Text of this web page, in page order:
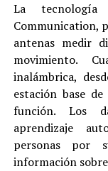
La tecnología
Communication,
antenas medir
movimiento.
inalámbrica,
estación base
función. Los
aprendizaje
personas por
información